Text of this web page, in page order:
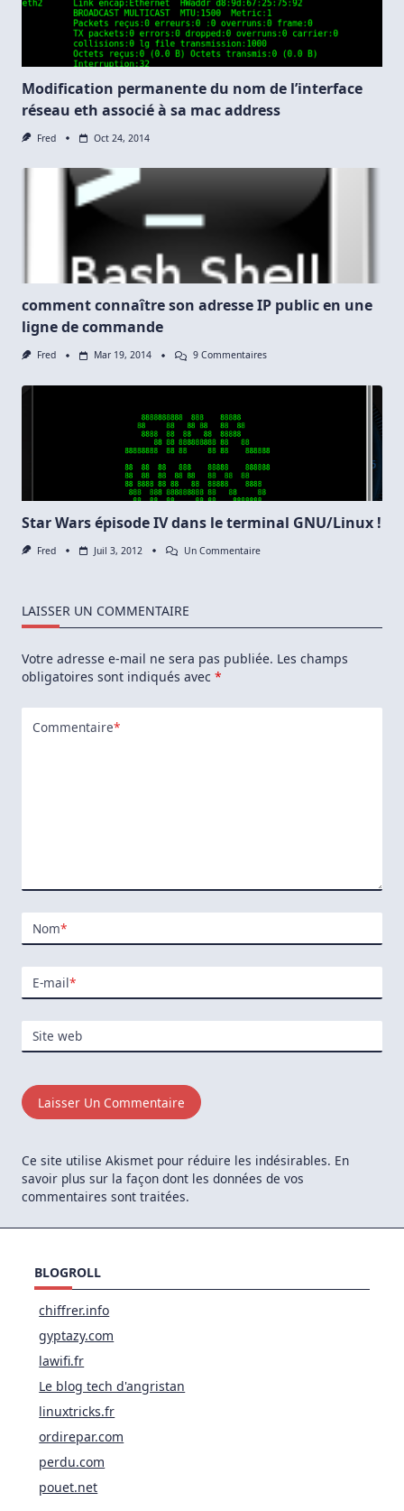
Modification permanente du nom de l’interface
réseau eth associé à sa mac address
Fred Oct 24, 2014
comment connaître son adresse IP public en une
ligne de commande
Fred Mar 19, 2014 9 CommentairesSur
En
Une
Commande
Star Wars épisode IV dans le terminal GNU/Linux !
Fred Juil 3, 2012 Un CommentaireSur
Le
GNU/Linux
LAISSER UN COMMENTAIRE
Votre adresse e-mail ne sera pas publiée. Les champs
obligatoires sont indiqués avec *
Commentaire*
Nom*
E-mail*
Site web
Ce site utilise Akismet pour réduire les indésirables. En
savoir plus sur la façon dont les données de vos
commentaires sont traitées.
BLOGROLL
chiffrer.info
gyptazy.com
lawifi.fr
Le blog tech d'angristan
linuxtricks.fr
ordirepar.com
perdu.com
pouet.net